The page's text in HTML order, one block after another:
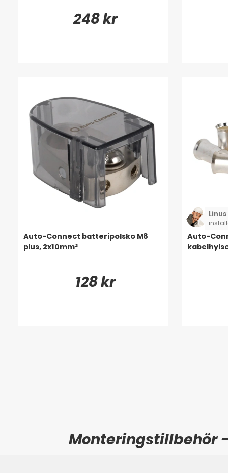
248 kr
Auto-Connect batteripolsko M8
plus, 2x10mm²
128 kr
Linus:
Auto-
Monteringstillbehör